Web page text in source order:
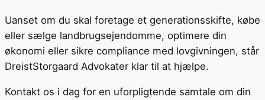
Uanset om du skal foretage et generationsskifte, købe
eller sælge landbrugsejendomme, optimere din
økonomi eller sikre compliance med lovgivningen, står
DreistStorgaard Advokater klar til at hjælpe.
Kontakt os i dag for en uforpligtende samtale om din